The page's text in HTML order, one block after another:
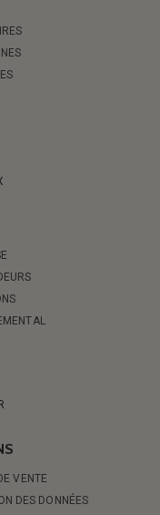
VENTE
DES DONNÉES